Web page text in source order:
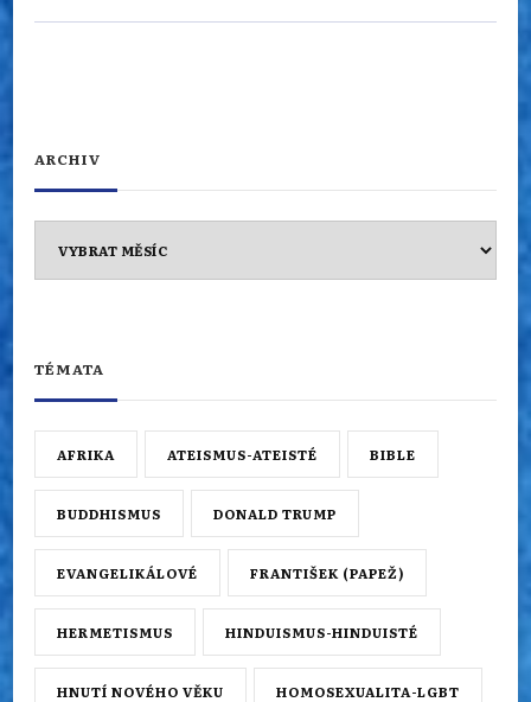
ARCHIV
TÉMATA
AFRIKA ATEISMUS-ATEISTÉ BIBLE
BUDDHISMUS DONALD TRUMP
EVANGELIKÁLOVÉ FRANTIŠEK (PAPEŽ)
HERMETISMUS HINDUISMUS-HINDUISTÉ
HNUTÍ NOVÉHO VĚKU HOMOSEXUALITA-LGBT